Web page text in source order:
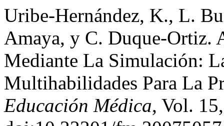
Uribe-Hernández, K., L.
Amaya, y C. Duque-Ortiz.
Mediante La Simulación:
Multihabilidades Para La
Educación Médica, Vol.